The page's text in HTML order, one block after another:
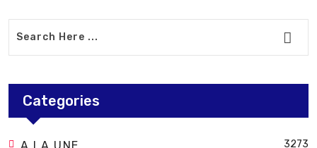
Categories
A LA UNE 3273